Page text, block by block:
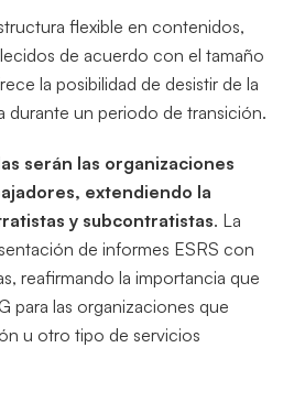
flexible en contenidos,
de acuerdo con el tamaño
la posibilidad de desistir de la
durante un periodo de transición.
serán las organizaciones
extendiendo la
y subcontratistas. La
de informes ESRS con
reafirmando la importancia que
para las organizaciones que
u otro tipo de servicios